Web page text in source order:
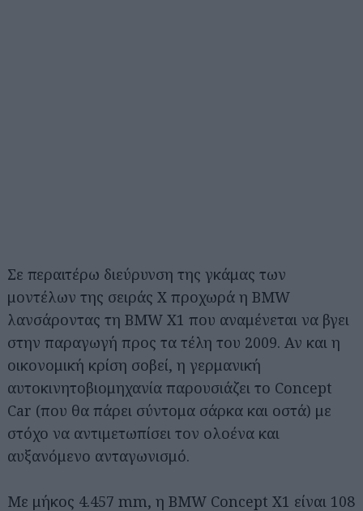
Σε περαιτέρω διεύρυνση της γκάμας των
μοντέλων της σειράς Χ προχωρά η BMW
λανσάροντας τη BMW X1 που αναμένεται να βγει
στην παραγωγή προς τα τέλη του 2009. Αν και η
οικονομική κρίση σοβεί, η γερμανική
αυτοκινητοβιομηχανία παρουσιάζει το Concept
Car (που θα πάρει σύντομα σάρκα και οστά) με
στόχο να αντιμετωπίσει τον ολοένα και
αυξανόμενο ανταγωνισμό.
Με μήκος 4.457 mm, η BMW Concept X1 είναι 108